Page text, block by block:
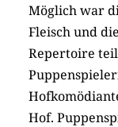
Möglich war
Fleisch und
Repertoire
Hof.